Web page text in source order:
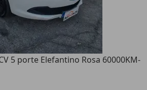
5 porte Elefantino Rosa 60000KM-